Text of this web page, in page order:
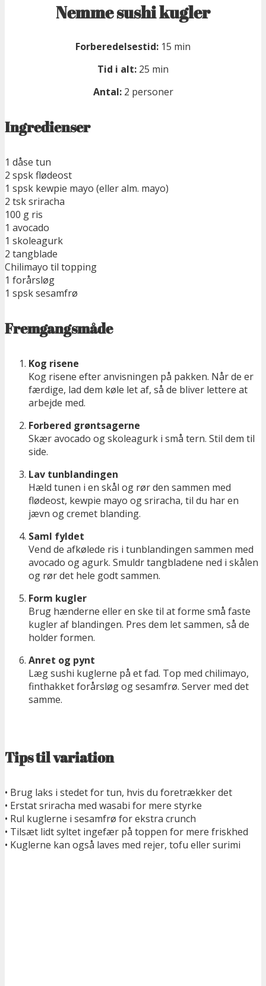
Nemme sushi kugler
Forberedelsestid: 15 min
Tid i alt: 25 min
Antal:2 personer
Ingredienser
1 dåse tun
2 spsk flødeost
1 spsk kewpie mayo (eller alm. mayo)
2 tsk sriracha
100 g ris
1 avocado
1 skoleagurk
2 tangblade
Chilimayo til topping
1 forårsløg
1 spsk sesamfrø
Fremgangsmåde
Kog risene
Kog risene efter anvisningen på pakken. Når de er
færdige, lad dem køle let af, så de bliver lettere at
arbejde med.
Forbered grøntsagerne
Skær avocado og skoleagurk i små tern. Stil dem til
side.
Lav tunblandingen
Hæld tunen i en skål og rør den sammen med
flødeost, kewpie mayo og sriracha, til du har en
jævn og cremet blanding.
Saml fyldet
Vend de afkølede ris i tunblandingen sammen med
avocado og agurk. Smuldr tangbladene ned i skålen
og rør det hele godt sammen.
Form kugler
Brug hænderne eller en ske til at forme små faste
kugler af blandingen. Pres dem let sammen, så de
holder formen.
Anret og pynt
Læg sushi kuglerne på et fad. Top med chilimayo,
finthakket forårsløg og sesamfrø. Server med det
samme.
Tips til variation
• Brug laks i stedet for tun, hvis du foretrækker det
• Erstat sriracha med wasabi for mere styrke
• Rul kuglerne i sesamfrø for ekstra crunch
• Tilsæt lidt syltet ingefær på toppen for mere friskhed
• Kuglerne kan også laves med rejer, tofu eller surimi